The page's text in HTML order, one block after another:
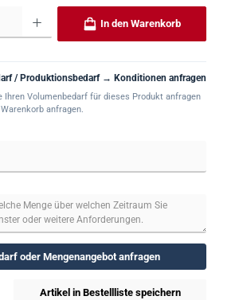
gewünschten Wert ein oder benutze die Schaltflächen
In den Warenkorb
/ Produktionsbedarf → Konditionen anfragen
Ihren Volumenbedarf für dieses Produkt anfragen
anfragen.
oder Mengenangebot anfragen
Artikel in Bestellliste speichern